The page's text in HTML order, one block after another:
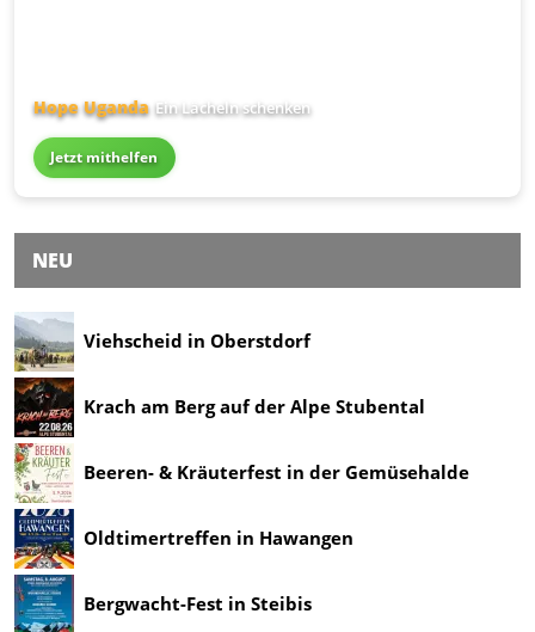
Hope Uganda Ein Lächeln schenken
Jetzt mithelfen
NEU
Viehscheid in Oberstdorf
Krach am Berg auf der Alpe Stubental
Beeren- & Kräuterfest in der Gemüsehalde
Oldtimertreffen in Hawangen
Bergwacht-Fest in Steibis